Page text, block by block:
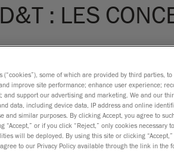
: LES
à un endroit et assemblées à un
pièces fonctionnelles, de réduire
some of which are provided by third parties,
improve site performance; enhance user experience;
and support our advertising and marketing. We and our
data, including device data, IP address and online
and similar purposes. By clicking Accept, you agree to
or if you click “Reject,” only cookies necessary
will be deployed. By using this site or clicking “Accept,”
to our Privacy Policy available through the link in the